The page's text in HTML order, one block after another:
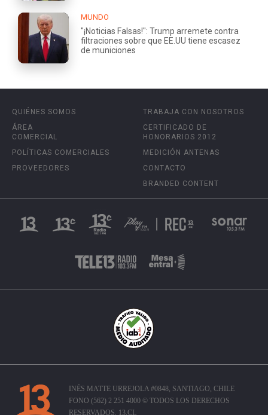
MUNDO
"¡Noticias Falsas!": Trump arremete contra
filtraciones sobre que EE.UU tiene escasez
de municiones
QUIÉNES SOMOS
ÁREA
COMERCIAL
POLÍTICAS COMERCIALES
PROVEEDORES
TRABAJA CON NOSOTROS
CERTIFICADO DE
HONORARIOS 2012
MEDICIÓN ANTENAS
CONTACTO
BRANDED CONTENT
INÉS MATTE URREJOLA #0848, SANTIAGO, CHILE
FONO (562) 2 251 4000 © TODOS LOS DERECHOS
RESERVADOS. 13.CL